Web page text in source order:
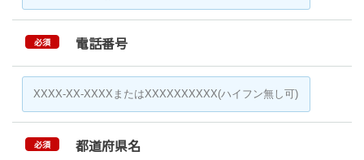
必須 電話番号
必須 都道府県名